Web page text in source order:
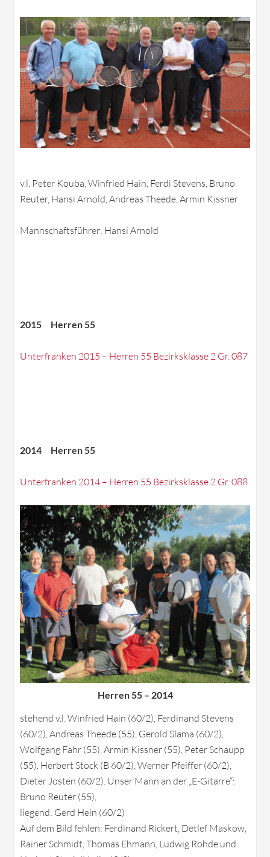
v.l. Peter Kouba, Winfried Hain, Ferdi Stevens, Bruno
Reuter, Hansi Arnold, Andreas Theede, Armin Kissner
Mannschaftsführer: Hansi Arnold
2015 Herren 55
Unterfranken 2015 – Herren 55 Bezirksklasse 2 Gr. 087
2014 Herren 55
Unterfranken 2014 – Herren 55 Bezirksklasse 2 Gr. 088
Herren 55 – 2014
stehend v.l. Winfried Hain (60/2), Ferdinand Stevens
(60/2), Andreas Theede (55), Gerold Slama (60/2),
Wolfgang Fahr (55), Armin Kissner (55), Peter Schaupp
(55), Herbert Stock (B 60/2), Werner Pfeiffer (60/2),
Dieter Josten (60/2). Unser Mann an der „E-Gitarre“:
Bruno Reuter (55),
liegend: Gerd Hein (60/2)
Auf dem Bild fehlen: Ferdinand Rickert, Detlef Maskow,
Rainer Schmidt, Thomas Ehmann, Ludwig Rohde und